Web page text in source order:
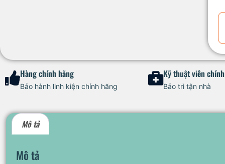
Hàng chính hãng
Bảo hành linh kiện chính hãng
Kỹ thuật viên
Bảo trì tận nhà
Mô tả
Mô tả